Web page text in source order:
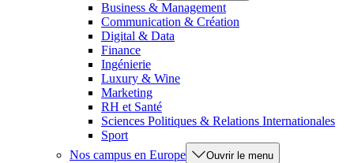
Business & Management
Communication & Création
Digital & Data
Finance
Ingénierie
Luxury & Wine
Marketing
RH et Santé
Sciences Politiques & Relations Internationales
Sport
Nos campus en Europe
Ouvrir le menu